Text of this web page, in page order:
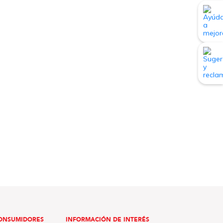
INFORMACIÓN DE INTERÉS